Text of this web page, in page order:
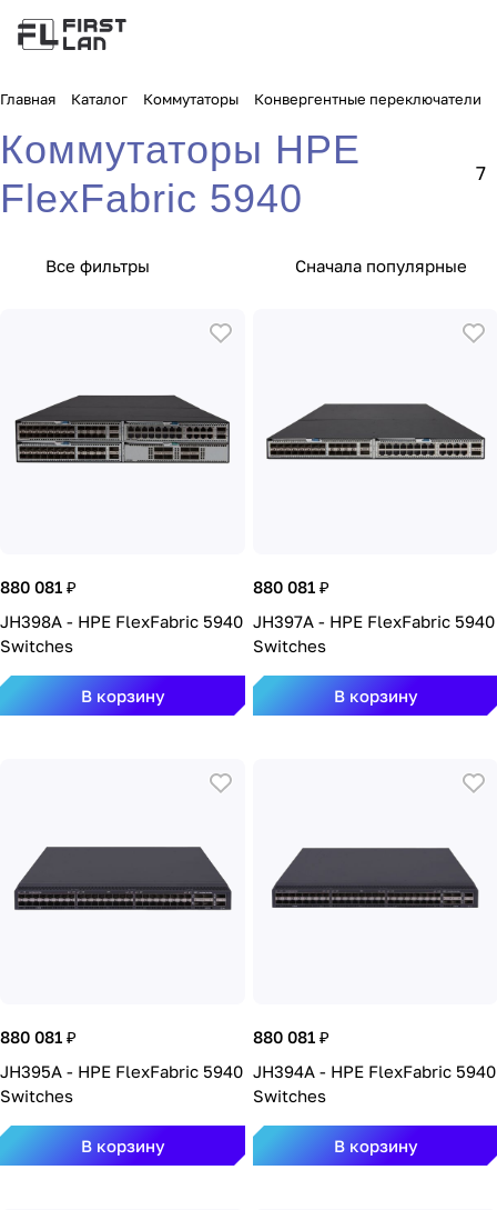
Главная Каталог Коммутаторы Конвергентные переключатели
Коммутаторы HPE
FlexFabric 5940
7
Все фильтры Сначала популярные
880 081 ₽
JH398A - HPE FlexFabric 5940
Switches
В корзину
880 081 ₽
JH397A - HPE FlexFabric 5940
Switches
В корзину
880 081 ₽
JH395A - HPE FlexFabric 5940
Switches
В корзину
880 081 ₽
JH394A - HPE FlexFabric 5940
Switches
В корзину